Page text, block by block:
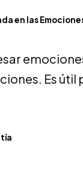
en las
Es